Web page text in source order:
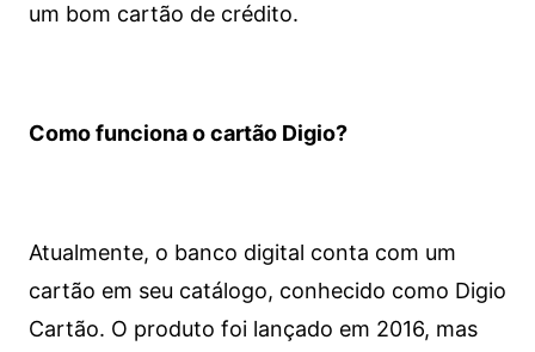
um bom cartão de crédito.
Como funciona o cartão Digio?
Atualmente, o banco digital conta com um
cartão em seu catálogo, conhecido como Digio
Cartão. O produto foi lançado em 2016, mas